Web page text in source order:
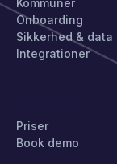
Kommuner
Onboarding
Sikkerhed & data
Integrationer
Priser
Book demo